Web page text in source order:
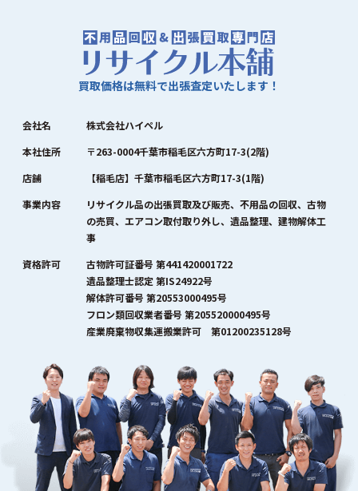
買取価格は無料で出張査定いたします！
会社名
株式会社ハイペル
本社住所
〒263-0004千葉市稲毛区六方町17-3(2階)
店舗
【稲毛店】千葉市稲毛区六方町17-3(1階)
事業内容
リサイクル品の出張買取及び販売、不用品の回収、古物
の売買、エアコン取付取り外し、遺品整理、建物解体工
事
資格許可
古物許可証番号 第441420001722
遺品整理士認定 第IS24922号
解体許可番号 第20553000495号
フロン類回収業者番号 第205520000495号
産業廃棄物収集運搬業許可 第01200235128号